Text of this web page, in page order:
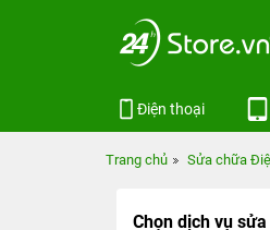
Điện thoại
Trang chủ Sửa chữa
Chọn dịch vụ